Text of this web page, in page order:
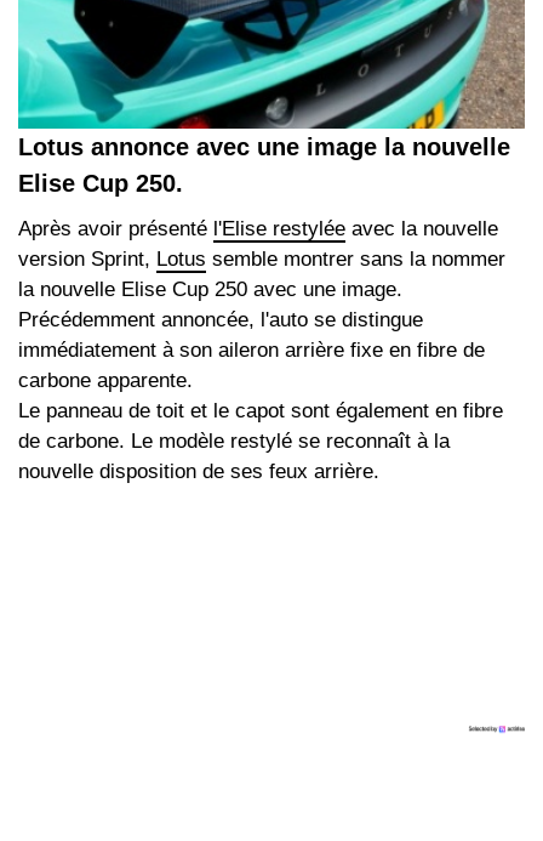
Lotus annonce avec une image la nouvelle
Elise Cup 250.
Après avoir présenté l'Elise restylée avec la nouvelle
version Sprint, Lotus semble montrer sans la nommer
la nouvelle Elise Cup 250 avec une image.
Précédemment annoncée, l'auto se distingue
immédiatement à son aileron arrière fixe en fibre de
carbone apparente.
Le panneau de toit et le capot sont également en fibre
de carbone. Le modèle restylé se reconnaît à la
nouvelle disposition de ses feux arrière.